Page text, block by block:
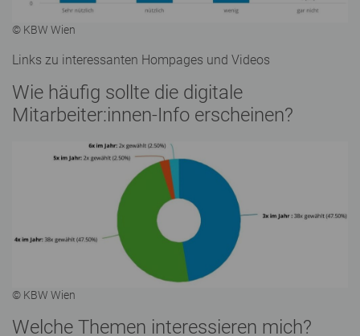
© KBW Wien
Links zu interessanten Hompages und Videos
Wie häufig sollte die digitale
Mitarbeiter:innen-Info erscheinen?
© KBW Wien
Welche Themen interessieren mich?